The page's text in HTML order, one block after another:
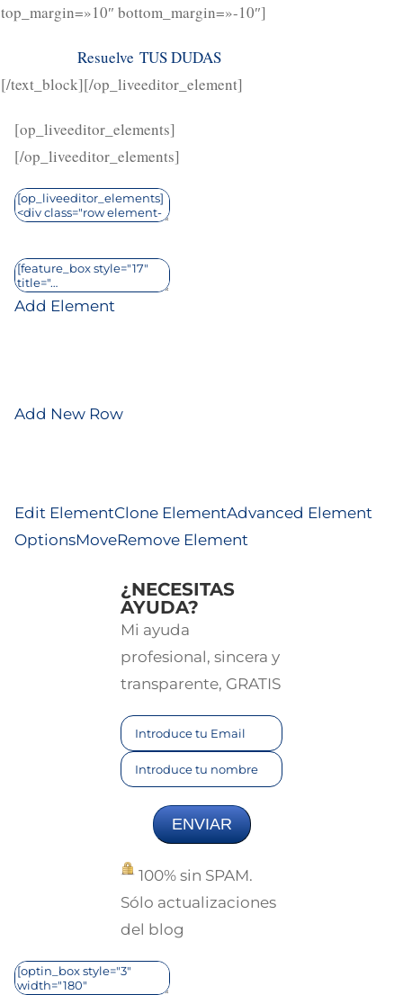
top_margin=»10″ bottom_margin=»-10″]
Resuelve TUS DUDAS
[/text_block][/op_liveeditor_element]
[op_liveeditor_elements]
[/op_liveeditor_elements]
Add Element
Add New Row
Edit ElementClone ElementAdvanced Element
OptionsMoveRemove Element
¿NECESITAS
AYUDA?
Mi ayuda
profesional, sincera y
transparente, GRATIS
ENVIAR
100% sin SPAM.
Sólo actualizaciones
del blog